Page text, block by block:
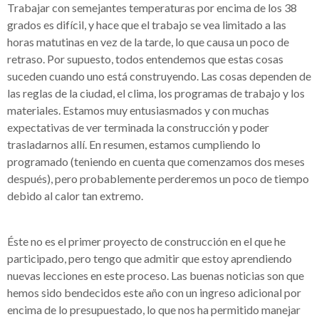
Trabajar con semejantes temperaturas por encima de los 38
grados es difícil, y hace que el trabajo se vea limitado a las
horas matutinas en vez de la tarde, lo que causa un poco de
retraso. Por supuesto, todos entendemos que estas cosas
suceden cuando uno está construyendo. Las cosas dependen de
las reglas de la ciudad, el clima, los programas de trabajo y los
materiales. Estamos muy entusiasmados y con muchas
expectativas de ver terminada la construcción y poder
trasladarnos allí. En resumen, estamos cumpliendo lo
programado (teniendo en cuenta que comenzamos dos meses
después), pero probablemente perderemos un poco de tiempo
debido al calor tan extremo.
Éste no es el primer proyecto de construcción en el que he
participado, pero tengo que admitir que estoy aprendiendo
nuevas lecciones en este proceso. Las buenas noticias son que
hemos sido bendecidos este año con un ingreso adicional por
encima de lo presupuestado, lo que nos ha permitido manejar